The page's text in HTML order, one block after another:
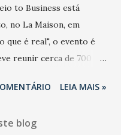
to Business está
no La Maison, em
que é real", o evento é
reunir cerca de 700
Desde 2022, o NM2B
profissionais de marcas
LEIA MAIS »
blog